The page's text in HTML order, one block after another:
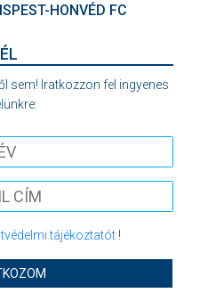
HONVÉD FC
sem! Iratkozzon fel ingyenes
tájékoztatót!